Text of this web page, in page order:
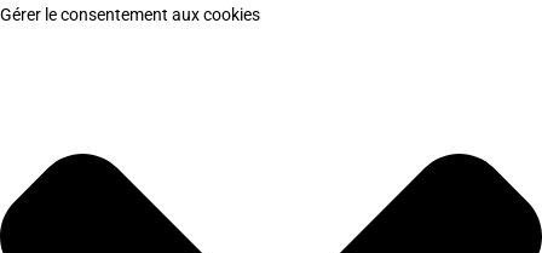
Gérer le consentement aux cookies